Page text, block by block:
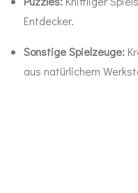
Entdecker.
Sonstige Spielzeuge:
aus natürlichem